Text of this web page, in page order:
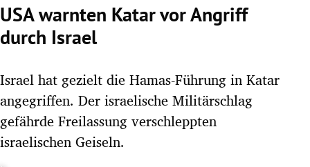
Untermenü
Untermenü
USA warnten Katar vor Angriff
durch Israel
Israel hat gezielt die Hamas-Führung in Katar
angegriffen. Der israelische Militärschlag
gefährde Freilassung verschleppten
israelischen Geiseln.